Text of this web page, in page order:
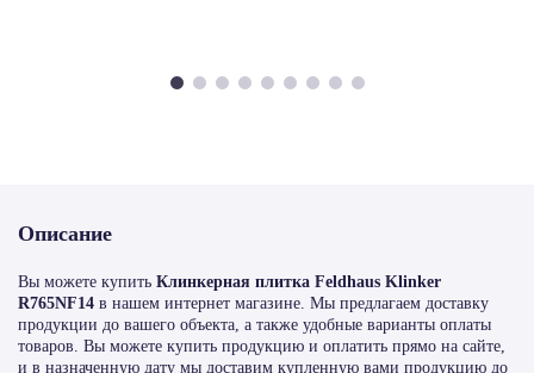
Описание
Вы можете купить Клинкерная плитка Feldhaus Klinker
R765NF14 в нашем интернет магазине. Мы предлагаем доставку
продукции до вашего объекта, а также удобные варианты оплаты
товаров. Вы можете купить продукцию и оплатить прямо на сайте,
и в назначенную дату мы доставим купленную вами продукцию до